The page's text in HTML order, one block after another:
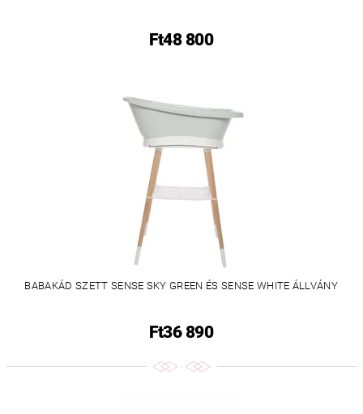
Ft48 800
BABAKÁD SZETT SENSE SKY GREEN ÉS SENSE WHITE ÁLLVÁNY
Ft36 890